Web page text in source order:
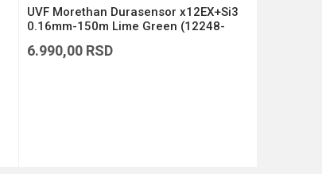
UVF Morethan Durasensor x12EX+Si3
0.16mm-150m Lime Green (12248-
6.990,00 RSD